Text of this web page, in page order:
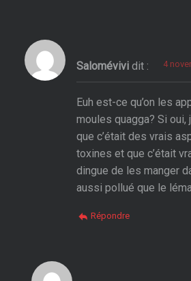
Salomévivi dit : 4
Euh est-ce qu’on les
moules quagga? Si oui,
que c’était des vrais
toxines et que c’était
dingue de les manger
aussi pollué que le
Répondre